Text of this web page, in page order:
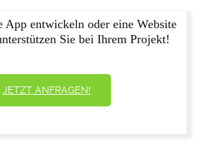
App entwickeln oder eine Website
Sie bei Ihrem Projekt!
JETZT ANFRAGEN!